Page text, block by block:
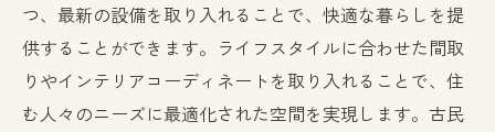
つ、最新の設備を取り入れることで、快適な暮らしを提
供することができます。ライフスタイルに合わせた間取
りやインテリアコーディネートを取り入れることで、住
む人々のニーズに最適化された空間を実現します。古民